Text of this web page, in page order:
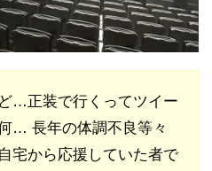
…正装で行くってツイー
… 長年の体調不良等々
宅から応援していた者で